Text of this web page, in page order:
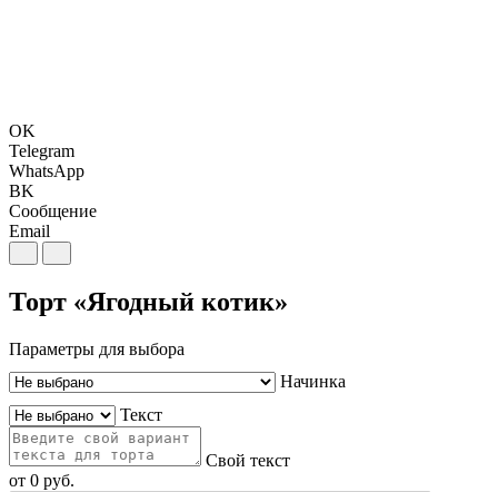
OK
Telegram
WhatsApp
BK
Сообщение
Email
Торт «Ягодный котик»
Параметры для выбора
Начинка
Текст
Свой текст
от 0 руб.